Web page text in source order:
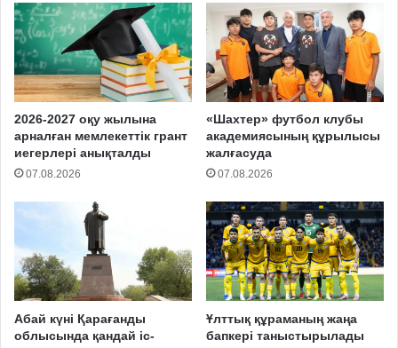
2026-2027 оқу жылына
арналған мемлекеттік грант
иегерлері анықталды
07.08.2026
«Шахтер» футбол клубы
академиясының құрылысы
жалғасуда
07.08.2026
Абай күні Қарағанды
облысында қандай іс-
Ұлттық құраманың жаңа
бапкері таныстырылады